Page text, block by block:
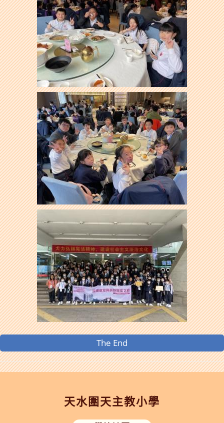
The End
天水圍天主教小學